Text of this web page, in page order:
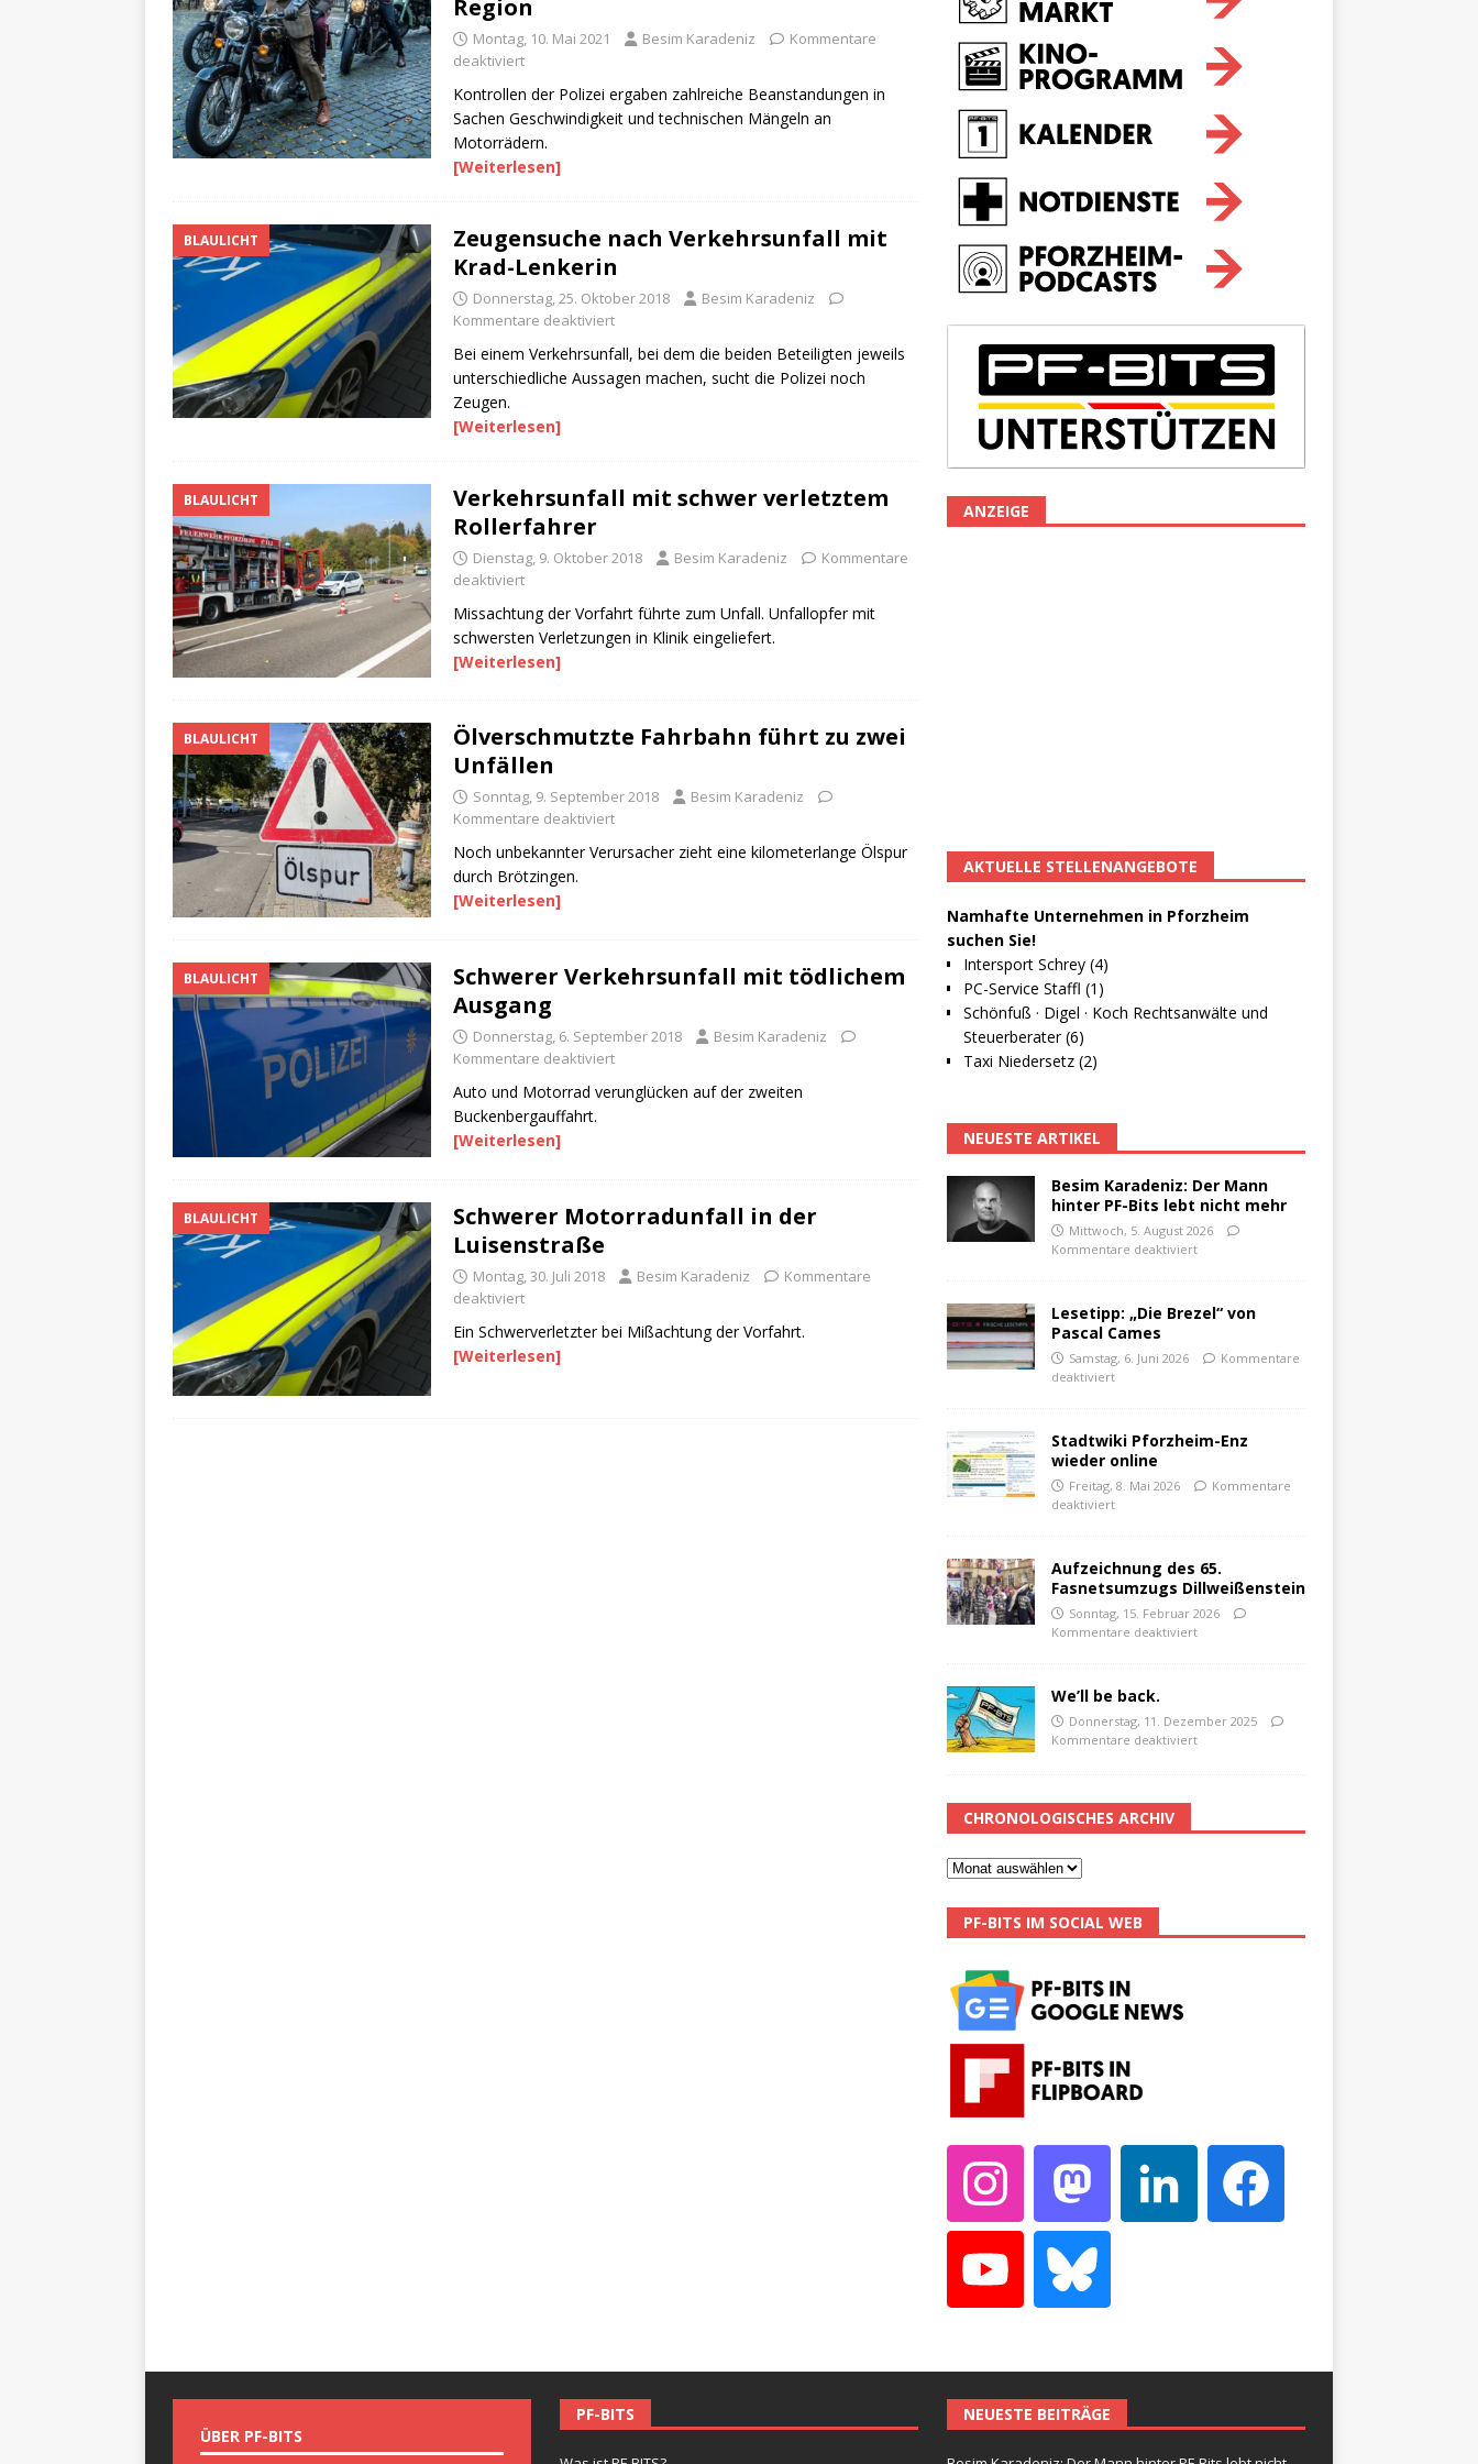
Region
Montag, 10. Mai 2021 Besim Karadeniz
Kommentare
deaktiviert
Kontrollen der Polizei ergaben zahlreiche Beanstandungen in
Sachen Geschwindigkeit und technischen Mängeln an
Motorrädern.
[Weiterlesen]
BLAULICHT
Zeugensuche nach Verkehrsunfall mit
Krad-Lenkerin
Donnerstag, 25. Oktober 2018
Besim Karadeniz
Kommentare deaktiviert
Bei einem Verkehrsunfall, bei dem die beiden Beteiligten jeweils
unterschiedliche Aussagen machen, sucht die Polizei noch
Zeugen.
[Weiterlesen]
BLAULICHT
Verkehrsunfall mit schwer verletztem
Rollerfahrer
Dienstag, 9. Oktober 2018 Besim Karadeniz
Kommentare
deaktiviert
Missachtung der Vorfahrt führte zum Unfall. Unfallopfer mit
schwersten Verletzungen in Klinik eingeliefert.
[Weiterlesen]
BLAULICHT
Ölverschmutzte Fahrbahn führt zu zwei
Unfällen
Sonntag, 9. September 2018
Besim Karadeniz
Kommentare deaktiviert
Noch unbekannter Verursacher zieht eine kilometerlange Ölspur
durch Brötzingen.
[Weiterlesen]
BLAULICHT
Schwerer Verkehrsunfall mit tödlichem
Ausgang
Donnerstag, 6. September 2018
Besim Karadeniz
Kommentare deaktiviert
Auto und Motorrad verunglücken auf der zweiten
Buckenbergauffahrt.
[Weiterlesen]
BLAULICHT
Schwerer Motorradunfall in der
Luisenstraße
Montag, 30. Juli 2018 Besim Karadeniz
Kommentare
deaktiviert
Ein Schwerverletzter bei Mißachtung der Vorfahrt.
[Weiterlesen]
ANZEIGE
AKTUELLE STELLENANGEBOTE
Namhafte Unternehmen in Pforzheim
suchen Sie!
Intersport Schrey (4)
PC-Service Staffl (1)
Schönfuß · Digel · Koch Rechtsanwälte und
Steuerberater (6)
Taxi Niedersetz (2)
NEUESTE ARTIKEL
Besim Karadeniz: Der Mann
hinter PF-Bits lebt nicht mehr
Mittwoch, 5. August 2026
Kommentare deaktiviert
Lesetipp: „Die Brezel“ von
Pascal Cames
Samstag, 6. Juni 2026
Kommentare
deaktiviert
Stadtwiki Pforzheim-Enz
wieder online
Freitag, 8. Mai 2026
Kommentare
deaktiviert
Aufzeichnung des 65.
Fasnetsumzugs Dillweißenstein
Sonntag, 15. Februar 2026
Kommentare deaktiviert
We’ll be back.
Donnerstag, 11. Dezember 2025
Kommentare deaktiviert
CHRONOLOGISCHES ARCHIV
PF-BITS IM SOCIAL WEB
ÜBER PF-BITS
PF-BITS NEUESTE BEITRÄGE